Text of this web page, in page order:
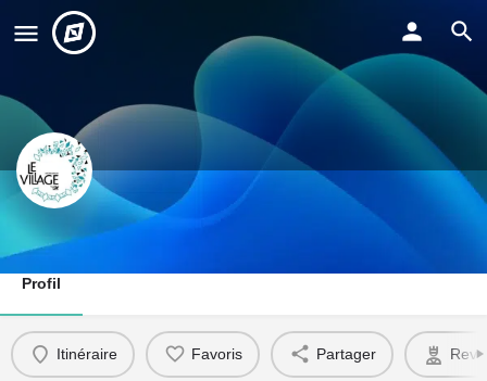
Village by CA Châteauroux
Profil
Itinéraire Favoris Partager